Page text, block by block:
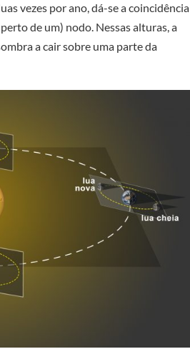
vezes por ano, dá-se a coincidência
de um) nodo. Nessas alturas, a
a cair sobre uma parte da